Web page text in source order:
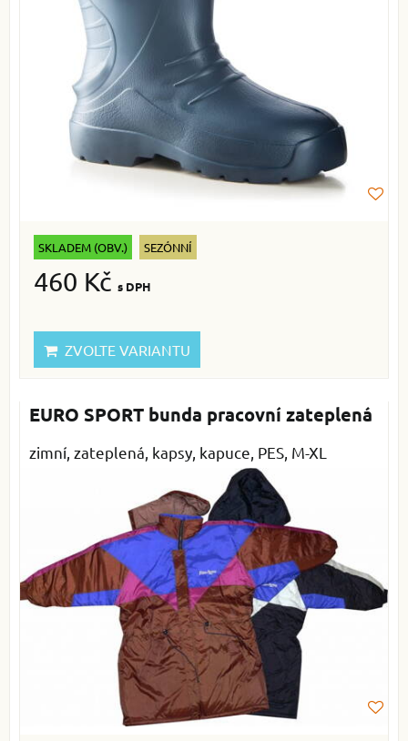
SKLADEM (OBV.) SEZÓNNÍ
460 Kč s DPH
ZVOLTE VARIANTU
EURO SPORT bunda pracovní zateplená
zimní, zateplená, kapsy, kapuce, PES, M-XL